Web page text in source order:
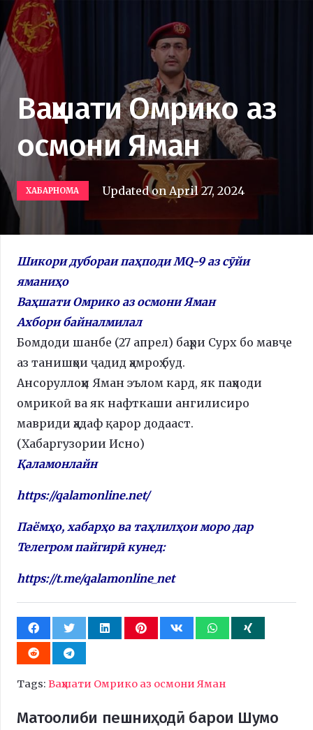
Ваҳшати Омрико аз
осмони Яман
ХАБАРНОМА Updated on April 27, 2024
Шикори дубораи паҳподи MQ-9 аз сӯйи
яманиҳо
Ваҳшати Омрико аз осмони Яман
Ахбори байналмилал
Бомдоди шанбе (27 апрел) баҳри Сурх бо мавҷе
аз танишҳои ҷадид ҳамроҳ буд.
Ансоруллоҳи Яман эълом кард, як паҳподи
омрикоӣ ва як нафткаши ангилисиро
мавриди ҳадаф қарор додааст.
(Хабаргузории Исно)
Қаламонлайн
https://qalamonline.net/
Паёмҳо, хабарҳо ва таҳлилҳои моро дар
Телегром пайгирӣ кунед:
https://t.me/qalamonline_net
Tags: Ваҳшати Омрико аз осмони Яман
Матоолиби пешниҳодӣ барои Шумо